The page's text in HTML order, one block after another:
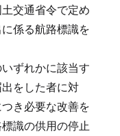
交通省令で定め
係る航路標識を
ずれかに該当す
をした者に対
き必要な改善を
識の供用の停止